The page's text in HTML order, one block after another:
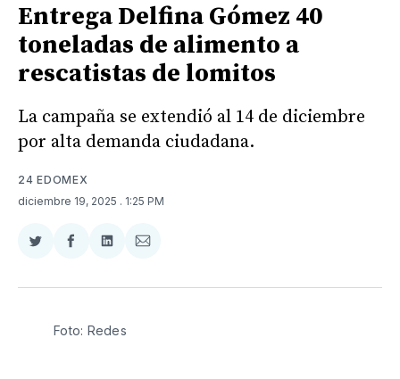
Entrega Delfina Gómez 40
toneladas de alimento a
rescatistas de lomitos
La campaña se extendió al 14 de diciembre
por alta demanda ciudadana.
24 EDOMEX
diciembre 19, 2025 . 1:25 PM
Compartir
Twitter
Compartir
Facebook
Compartir
LinkedIn
Compartir
Email
Foto: Redes